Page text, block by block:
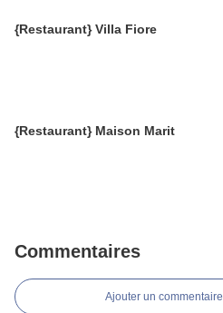
{Restaurant} Villa Fiore
{Restaurant} Maison Marit
Commentaires
Ajouter un commentaire